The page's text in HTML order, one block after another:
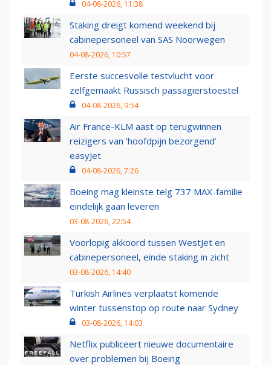
04-08-2026, 11:38
Staking dreigt komend weekend bij
cabinepersoneel van SAS Noorwegen
04-08-2026, 10:57
Eerste succesvolle testvlucht voor
zelfgemaakt Russisch passagierstoestel
04-08-2026, 9:54
Air France-KLM aast op terugwinnen
reizigers van ‘hoofdpijn bezorgend’
easyJet
04-08-2026, 7:26
Boeing mag kleinste telg 737 MAX-familie
eindelijk gaan leveren
03-08-2026, 22:54
Voorlopig akkoord tussen WestJet en
cabinepersoneel, einde staking in zicht
03-08-2026, 14:40
Turkish Airlines verplaatst komende
winter tussenstop op route naar Sydney
03-08-2026, 14:03
Netflix publiceert nieuwe documentaire
over problemen bij Boeing